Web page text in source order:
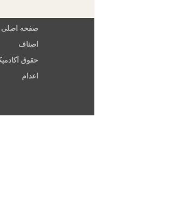
صفحه اصلی
اصناف
حقوق
اعدام